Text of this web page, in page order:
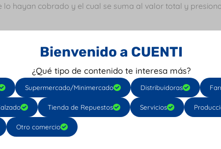
lo hayan cobrado y el cual se suma al valor total y
y algunos datos importantes para que sepas cual es el
inmediatoso tal vez crédito
Bienvenido a CUENTI
¿Qué tipo de contenido te interesa más?
Supermercado/Minimercado Distribuidoras
Tienda de Repuestos Servicios
Otro comercio